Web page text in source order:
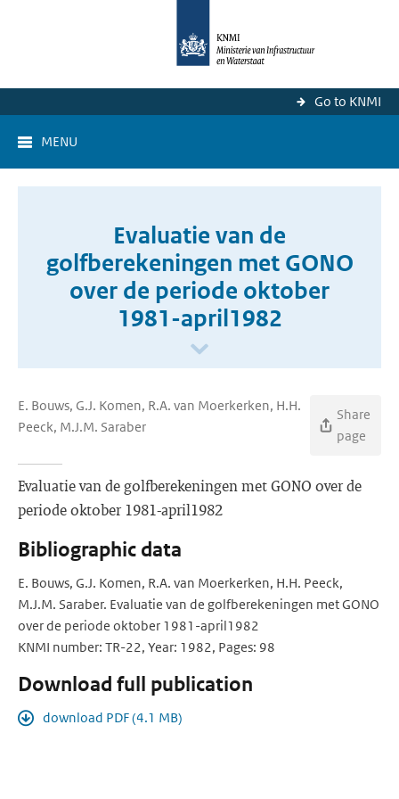
Go to KNMI
MENU
Evaluatie van de
golfberekeningen met GONO
over de periode oktober
1981-april1982
E. Bouws, G.J. Komen, R.A. van Moerkerken, H.H.
Peeck, M.J.M. Saraber
Share
page
Evaluatie van de golfberekeningen met GONO over de
periode oktober 1981-april1982
Bibliographic data
E. Bouws, G.J. Komen, R.A. van Moerkerken, H.H. Peeck,
M.J.M. Saraber. Evaluatie van de golfberekeningen met GONO
over de periode oktober 1981-april1982
KNMI number: TR-22, Year: 1982, Pages: 98
Download full publication
download PDF (4.1 MB)